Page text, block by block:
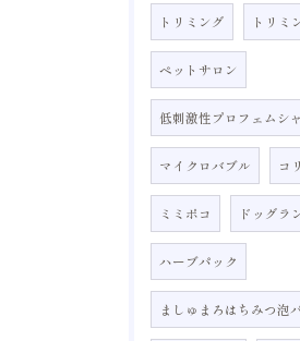
トリミング トリミ
ペットサロン
低刺激性プロフェムシ
マイクロバブル コ
ミミポコ ドッグラ
ハーブパック
ましゅまろはちみつ泡